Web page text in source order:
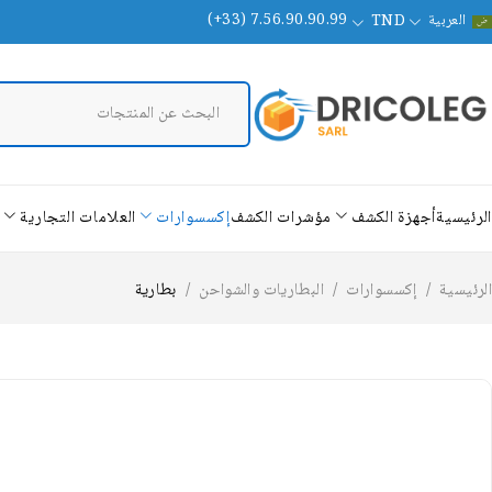
العربية TND
(+33) 7.56.90.90.99
الرئيسيةأجهزة الكشف مؤشرات الكشفإكسسوارات العلامات التجارية
الرئيسية / إكسسوارات / البطاريات والشواحن / بطارية